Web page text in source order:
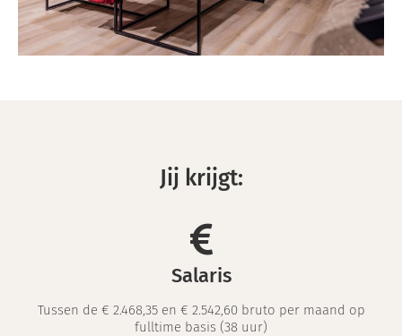
Jij krijgt:
Salaris
Tussen de € 2.468,35 en € 2.542,60 bruto per maand op
fulltime basis (38 uur)